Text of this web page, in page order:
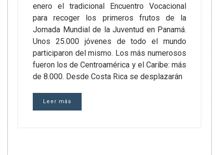
enero el tradicional Encuentro Vocacional
para recoger los primeros frutos de la
Jornada Mundial de la Juventud en Panamá.
Unos 25.000 jóvenes de todo el mundo
participaron del mismo. Los más numerosos
fueron los de Centroamérica y el Caribe: más
de 8.000. Desde Costa Rica se desplazarán
Leer más